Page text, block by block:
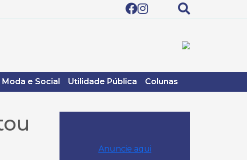
Moda e Social Utilidade Pública Colunas
Anuncie aqui